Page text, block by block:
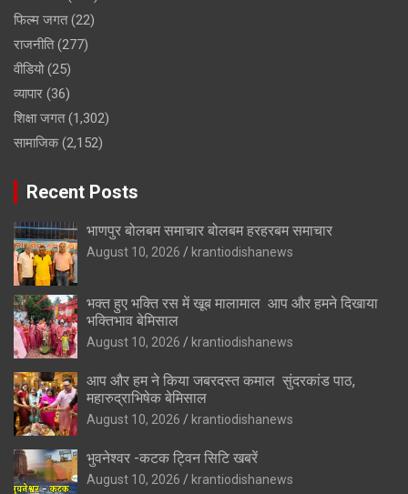
फिल्म जगत(22)
राजनीति(277)
वीडियो(25)
व्यापार (36)
शिक्षा जगत(1,302)
सामाजिक(2,152)
Recent Posts
भाणपुर बोलबम समाचार बोलबम हरहरबम समाचार
August 10, 2026 krantiodishanews
भक्त हुए भक्ति रस में खूब मालामाल आप और हमने दिखाया
भक्तिभाव बेमिसाल
August 10, 2026 krantiodishanews
आप और हम ने किया जबरदस्त कमाल सुंदरकांड पाठ,
महारुद्राभिषेक बेमिसाल
August 10, 2026 krantiodishanews
भुवनेश्वर -कटक ट्विन सिटि खबरें
August 10, 2026 krantiodishanews